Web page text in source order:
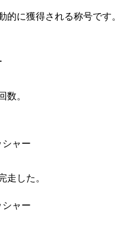
的に獲得される称号です。
数。
シャー
走した。
シャー